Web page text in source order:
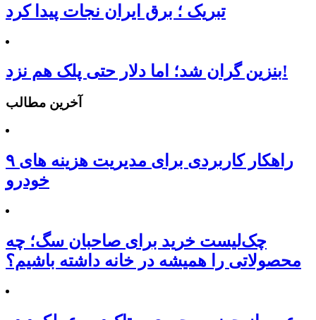
تبریک ؛ برق ایران نجات پیدا کرد
بنزین گران شد؛ اما دلار حتی پلک هم نزد!
آخرین مطالب
۹ راهکار کاربردی برای مدیریت هزینه های
خودرو
چک‌لیست خرید برای صاحبان سگ؛ چه
محصولاتی را همیشه در خانه داشته باشیم؟